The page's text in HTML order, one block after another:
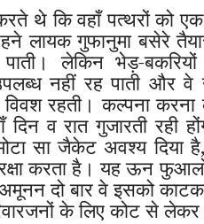
थे कि वहाँ पत्थरों को
लायक गुफानुमा बसेरे
लेकिन भेड़-
नहीं रह पाती और
विवश रहती। कल्पना
व रात गुजारती रही
सा जैकेट अवश्य दिया है,
करता है। यह ऊन
अमूनन दो बार वे इसको
के लिए कोट से